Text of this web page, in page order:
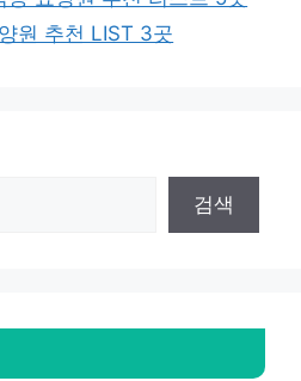
원 추천 LIST 3곳
검색